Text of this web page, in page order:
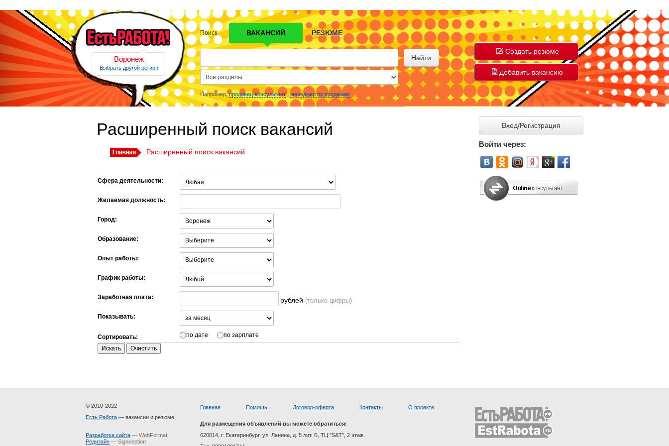
Воронеж
Выбрать другой регион
Поиск ВАКАНСИЙ РЕЗЮМЕ
Найти
Например,продавец-консультант, менеджер по продажам
Создать резюме
Добавить вакансию
Расширенный поиск вакансий
Расширенный поиск вакансий
Сфера деятельности:
Желаемая должность:
Город:
Образование:
Опыт работы:
График работы:
Заработная плата: рублей (только цифры)
Показывать:
Сортировать: по дате по зарплате
Вход/Регистрация
Войти через:
© 2010-2022
Есть Работа — вакансии и резюме
Разработка сайта — WebFormat
Редизайн — Signception
Главная Помощь Договор-оферта Контакты О проекте
Для размещения объявлений вы можете обратиться:
620014, г. Екатеринбург, ул. Ленина, д. 5 лит. Б, ТЦ "S&T", 2 этаж.